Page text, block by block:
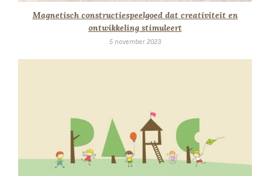
Magnetisch constructiespeelgoed dat creativiteit en
ontwikkeling stimuleert
5 november 2023